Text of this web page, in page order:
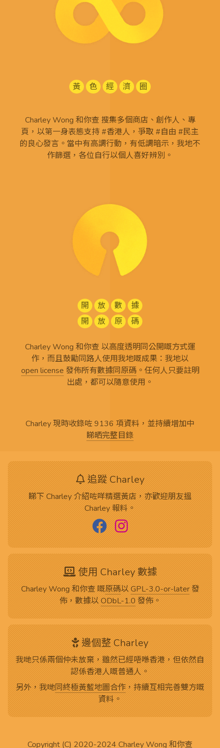
黃 色 經 濟 圈
Charley Wong 和你查 搜集多個商店、創作人、專
頁，以第一身表態支持 #香港人，爭取 #自由 #民主
的良心發言。當中有高調行動，有低調暗示，我地不
作篩選，各位自行以個人喜好辨別。
開 放 數
據
開
放 原 碼
Charley Wong 和你查 以高度透明同公開嘅方式運
作，而且鼓勵同路人使用我地嘅成果：我地以
open license 發佈所有數據同原碼。任何人只要註明
出處，都可以隨意使用。
Charley 現時收錄咗 9136 項資料，並持續增加中
睇晒完整目錄
追蹤 Charley
睇下 Charley 介紹咗咩精選黃店，亦歡迎朋友搵
Charley 報料。
使用 Charley 數據
Charley Wong 和你查 嘅原碼以GPL-3.0-or-later發
佈，數據以ODbL-1.0發佈。
邊個整 Charley
我哋只係兩個仲未放棄，雖然已經唔喺香港，但依然自
認係香港人嘅普通人。
另外，我哋同終極黃藍地圖合作，持續互相完善雙方嘅
資料。
Copyright (C) 2020-2024 Charley Wong 和你查